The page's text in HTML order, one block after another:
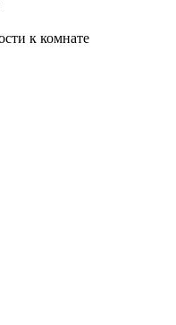
к комнате